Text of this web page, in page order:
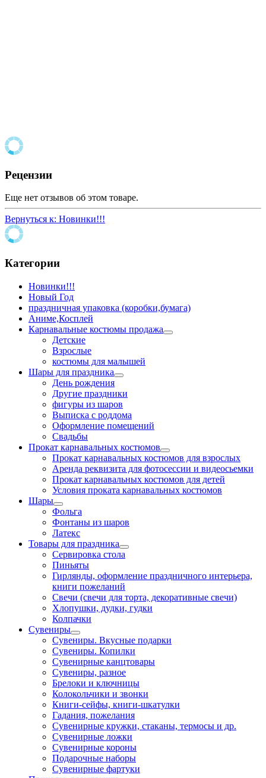
Рецензии
Еще нет отзывов об этом товаре.
Вернуться к: Новинки!!!
Категории
Новинки!!!
Новый Год
праздничная упаковка (коробки,бумага)
Аниме,Косплей
Карнавальные костюмы продажа
Детские
Взрослые
костюмы для малышей
Шары для праздника
День рождения
Другие праздники
фигуры из шаров
Выписка с роддома
Оформление помещений
Свадьбы
Прокат карнавальных костюмов
Прокат карнавальных костюмов для взрослых
Аренда реквизита для фотосессии и видеосьемки
Прокат карнавальных костюмов для детей
Условия проката карнавальных костюмов
Шары
Фольга
Фонтаны из шаров
Латекс
Товары для праздника
Сервировка стола
Пиньяты
Гирлянды, оформление праздничного интерьера,
книги пожеланий
Свечи (свечи для торта, декоративные свечи)
Хлопушки, дудки, гудки
Колпачки
Сувениры
Сувениры. Вкусные подарки
Сувениры. Копилки
Сувенирные канцтовары
Сувениры, разное
Брелоки и ключницы
Колокольчики и звонки
Книги-сейфы, книги-шкатулки
Гадания, пожелания
Сувенирные кружки, стаканы, термосы и др.
Сувенирные ложки
Сувенирные короны
Подарочные наборы
Сувенирные фартуки